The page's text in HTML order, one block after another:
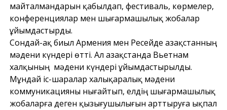
майталмандарын қабылдап, фестиваль, көрмелер,
конференциялар мен шығармашылық жобалар
ұйымдастырды.
Сондай-ақ биыл Армения мен Ресейде Қазақстанның
мәдени күндері өтті. Ал Қазақстанда Вьетнам
халқының мәдени күндері ұйымдастырылды.
Мұндай іс-шаралар халықаралық мәдени
коммуникацияны нығайтып, елдің шығармашылық
жобаларға деген қызығушылығын арттыруға ықпал